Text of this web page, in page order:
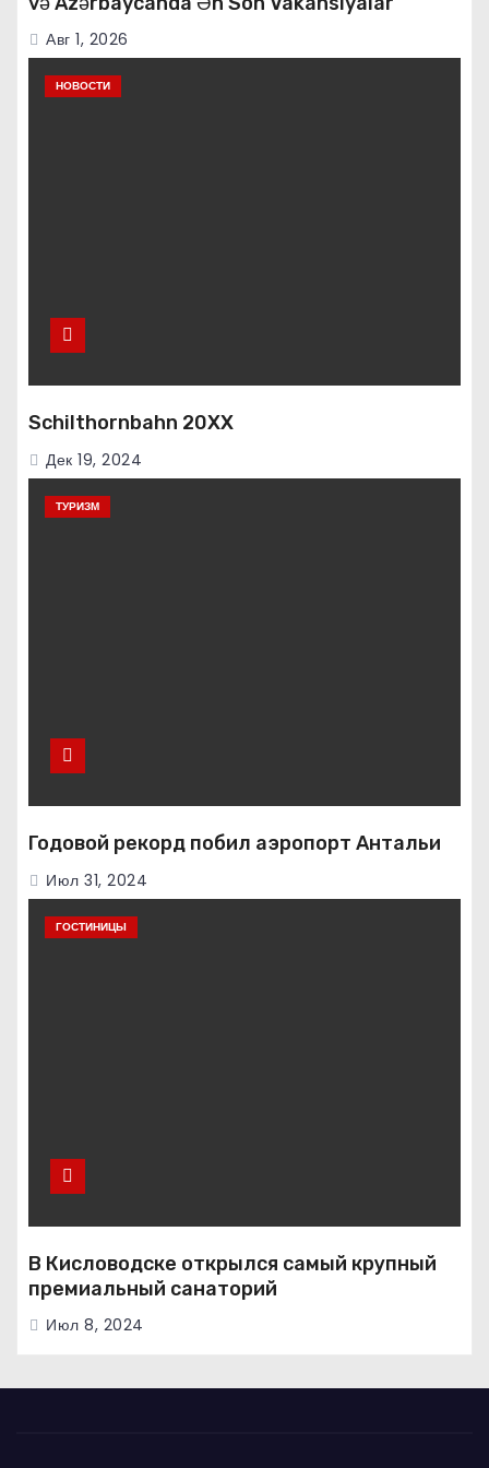
Авг 1, 2026
НОВОСТИ
Schilthornbahn 20XX
Дек 19, 2024
ТУРИЗМ
Годовой рекорд побил аэропорт Антальи
Июл 31, 2024
ГОСТИНИЦЫ
В Кисловодске открылся самый крупный
премиальный санаторий
Июл 8, 2024